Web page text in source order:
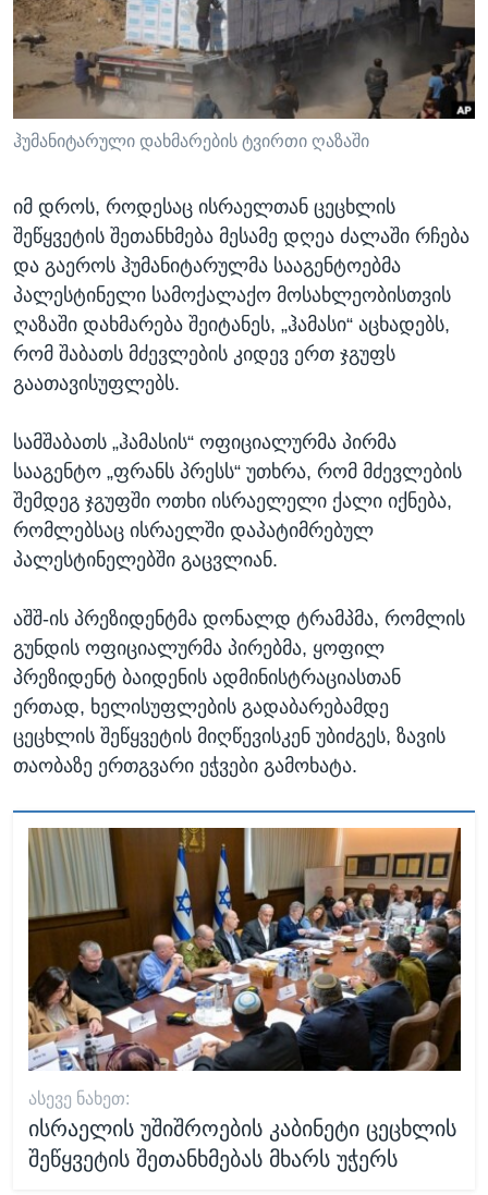
ᲡᲢᲣᲓᲘᲐ ᲕᲐᲨᲘᲜᲒᲢᲝᲜᲘ
ᲔᲙᲝᲜᲝᲛᲘᲙᲐ
ᲯᲐᲜᲛᲠᲗᲔᲚᲝᲑᲐ
ᲛᲔᲪᲜᲘᲔᲠᲔᲑᲐ
ᲘᲜᲢᲔᲠᲕᲘᲣ
ᲒᲐᲚᲘᲚᲔᲝ
ᲓᲔᲖᲘᲜᲤᲝᲠᲛᲐᲪᲘᲐ
Learning English
ᲗᲕᲐᲚᲘ ᲒᲕᲐᲓᲔᲕᲜᲔᲗ
ენები
ჰუმანიტარული დახმარების ტვირთი ღაზაში
იმ დროს, როდესაც ისრაელთან ცეცხლის
შეწყვეტის შეთანხმება მესამე დღეა ძალაში რჩება
და გაეროს ჰუმანიტარულმა სააგენტოებმა
პალესტინელი სამოქალაქო მოსახლეობისთვის
ღაზაში დახმარება შეიტანეს, „ჰამასი“ აცხადებს,
რომ შაბათს მძევლების კიდევ ერთ ჯგუფს
გაათავისუფლებს.
სამშაბათს „ჰამასის“ ოფიციალურმა პირმა
სააგენტო „ფრანს პრესს“ უთხრა, რომ მძევლების
შემდეგ ჯგუფში ოთხი ისრაელელი ქალი იქნება,
რომლებსაც ისრაელში დაპატიმრებულ
პალესტინელებში გაცვლიან.
აშშ-ის პრეზიდენტმა დონალდ ტრამპმა, რომლის
გუნდის ოფიციალურმა პირებმა, ყოფილ
პრეზიდენტ ბაიდენის ადმინისტრაციასთან
ერთად, ხელისუფლების გადაბარებამდე
ცეცხლის შეწყვეტის მიღწევისკენ უბიძგეს, ზავის
თაობაზე ერთგვარი ეჭვები გამოხატა.
ᲐᲡᲔᲕᲔ ᲜᲐᲮᲔᲗ:
ისრაელის უშიშროების კაბინეტი ცეცხლის
შეწყვეტის შეთანხმებას მხარს უჭერს